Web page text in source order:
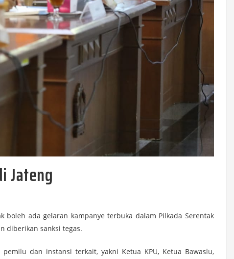
Jateng
boleh ada gelaran kampanye terbuka dalam Pilkada Serentak
diberikan sanksi tegas.
dan instansi terkait, yakni Ketua KPU, Ketua Bawaslu,